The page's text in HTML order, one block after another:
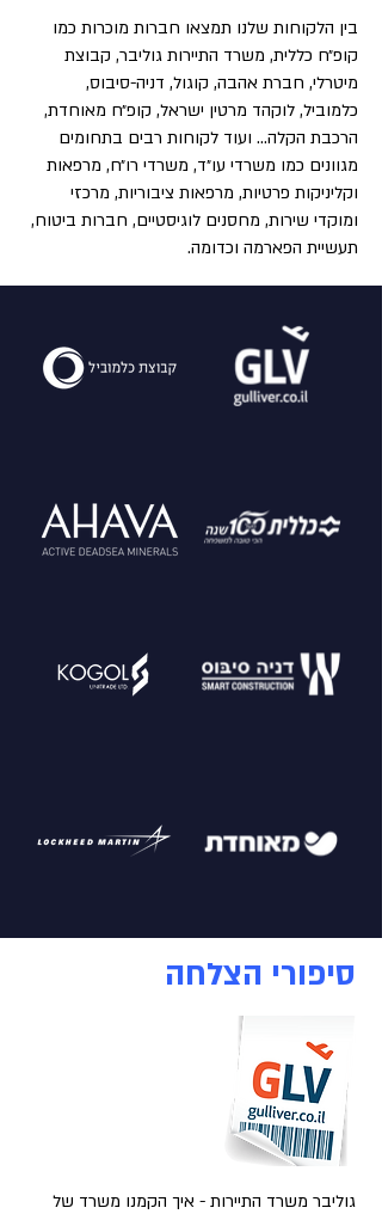
בין הלקוחות שלנו תמצאו חברות מוכרות כמו
קופ״ח כללית, משרד התיירות גוליבר, קבוצת
מיטרלי, חברת אהבה, קוגול, דניה-סיבוס,
כלמוביל, לוקהד מרטין ישראל, קופ״ח מאוחדת,
הרכבת הקלה… ועוד לקוחות רבים בתחומים
מגוונים כמו משרדי עו״ד, משרדי רו״ח, מרפאות
וקליניקות פרטיות, מרפאות ציבוריות, מרכזי
ומוקדי שירות, מחסנים לוגיסטיים, חברות ביטוח,
תעשיית הפארמה וכדומה.
סיפורי הצלחה
גוליבר משרד התיירות - איך הקמנו משרד של